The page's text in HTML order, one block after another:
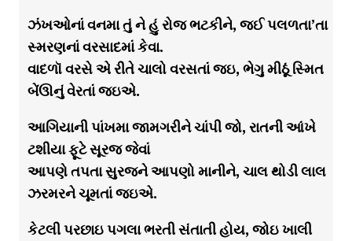
ઝંખઓનાં વનમા તું ને હું રોજ ભટકીને, જઈ પલળતા’તા
સ્મરણનાં વરસાદમાં કેવા.
વાદળૉ વરસે એ રીતે ચાલો વરસતાં જઇ, ભેગુ મીઠૂં સ્મિત
બેંઊનું વેરતાં જઇએ.
આગિયાની પાંખમા જામગરીને ચાંપી જો, રાતની આંખે
ટશીયા ફૂટે સૂરજ જેવાં
આપણે તપતા સુરજને આપણો માનીને, ચાલ થોડી લાલ
ઝરમરને ચૂમતાં જઇએ.
કેટલી પરછાઇ પગલા ભરતી સંતાતી હોય, જોઇ ખાલી